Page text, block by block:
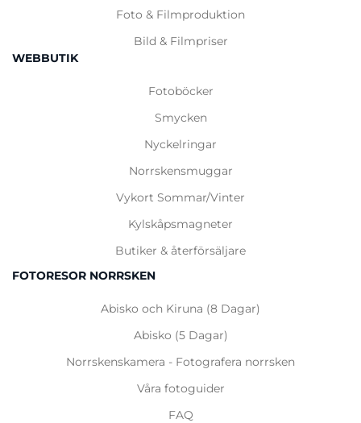
Foto & Filmproduktion
Bild & Filmpriser
WEBBUTIK
Fotoböcker
Smycken
Nyckelringar
Norrskensmuggar
Vykort Sommar/Vinter
Kylskåpsmagneter
Butiker & återförsäljare
FOTORESOR NORRSKEN
Abisko och Kiruna (8 Dagar)
Abisko (5 Dagar)
Norrskenskamera - Fotografera norrsken
Våra fotoguider
FAQ